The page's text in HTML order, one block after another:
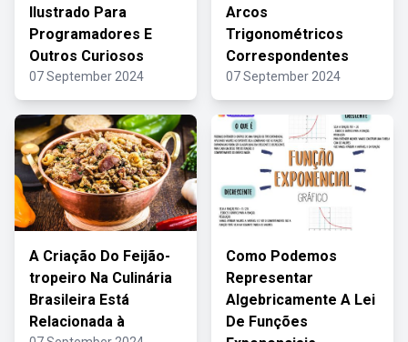
Ilustrado Para
Programadores E
Outros Curiosos
07 September 2024
Arcos
Trigonométricos
Correspondentes
07 September 2024
A Criação Do Feijão-
tropeiro Na Culinária
Brasileira Está
Relacionada à
Como Podemos
Representar
Algebricamente A Lei
De Funções